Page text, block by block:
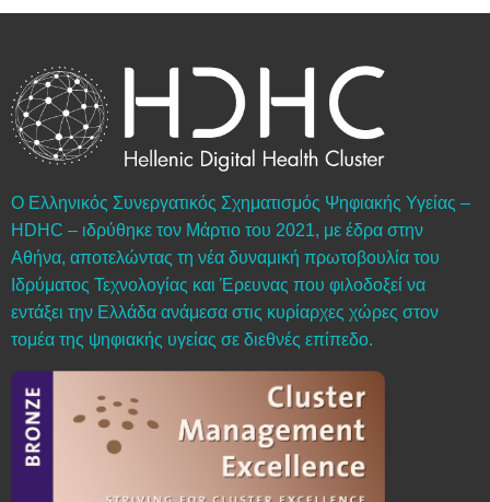
Ο Ελληνικός Συνεργατικός Σχηματισμός Ψηφιακής Υγείας –
HDHC – ιδρύθηκε τον Μάρτιο του 2021, με έδρα στην
Αθήνα, αποτελώντας τη νέα δυναμική πρωτοβουλία του
Ιδρύματος Τεχνολογίας και Έρευνας που φιλοδοξεί να
εντάξει την Ελλάδα ανάμεσα στις κυρίαρχες χώρες στον
τομέα της ψηφιακής υγείας σε διεθνές επίπεδο.